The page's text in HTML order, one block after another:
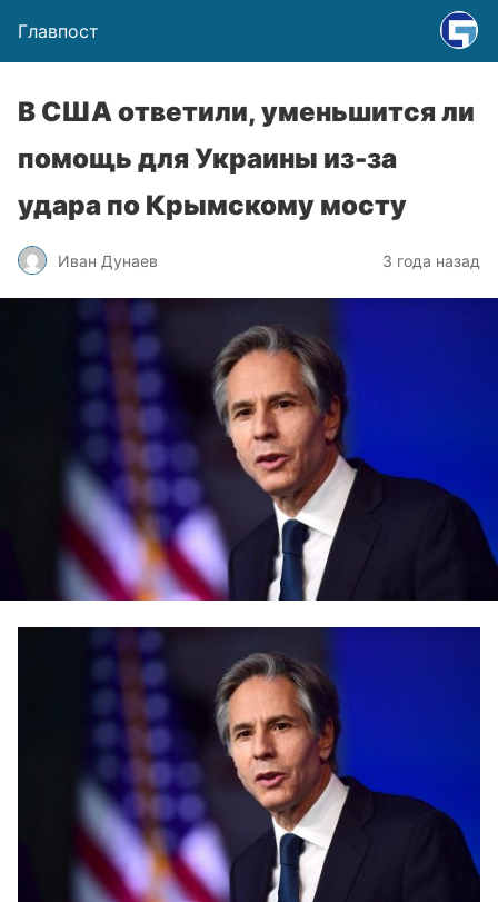
Главпост
В США ответили, уменьшится ли
помощь для Украины из-за
удара по Крымскому мосту
Иван Дунаев 3 года назад